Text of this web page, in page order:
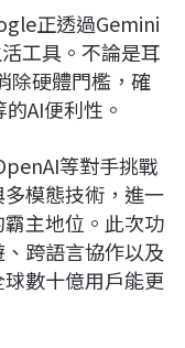
正透過Gemini
工具。不論是耳
除硬體門檻，確
AI便利性。
等對手挑戰
模態技術，進一
主地位。此次功
跨語言協作以及
數十億用戶能更